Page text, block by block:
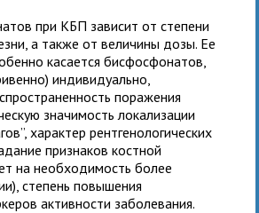
при КБП зависит от степени
а также от величины дозы. Ее
касается бисфосфонатов,
индивидуально,
поражения
значимость локализации
характер рентгенологических
признаков костной
на необходимость более
степень повышения
активности заболевания.